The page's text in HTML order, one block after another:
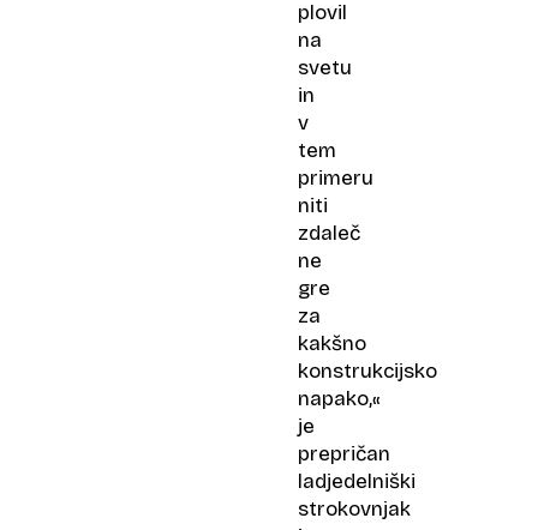
plovil
na
svetu
in
v
tem
primeru
niti
zdaleč
ne
gre
za
kakšno
konstrukcijsko
napako,«
je
prepričan
ladjedelniški
strokovnjak